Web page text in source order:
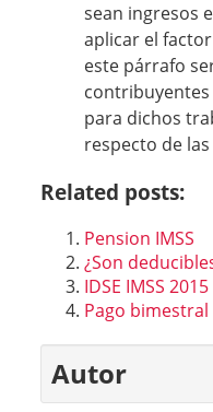
sean ingresos
aplicar el
este párrafo
contribuyentes
para dichos
respecto de
Related posts:
Pension IMSS
¿Son
IDSE IMSS 2015
Pago
Autor